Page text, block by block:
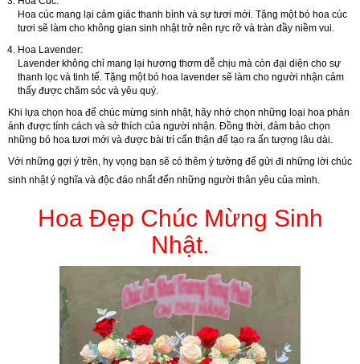
Hoa cúc mang lại cảm giác thanh bình và sự tươi mới. Tặng một bó hoa cúc
tươi sẽ làm cho không gian sinh nhật trở nên rực rỡ và tràn đầy niềm vui.
Hoa Lavender:
Lavender không chỉ mang lại hương thơm dễ chịu mà còn đại diện cho sự
thanh lọc và tinh tế. Tặng một bó hoa lavender sẽ làm cho người nhận cảm
thấy được chăm sóc và yêu quý.
Khi lựa chọn hoa để chúc mừng sinh nhật, hãy nhớ chọn những loại hoa phản
ánh được tính cách và sở thích của người nhận. Đồng thời, đảm bảo chọn
những bó hoa tươi mới và được bài trí cẩn thận để tạo ra ấn tượng lâu dài.
Với những gợi ý trên, hy vọng bạn sẽ có thêm ý tưởng để gửi đi những lời chúc
sinh nhật ý nghĩa và độc đáo nhất đến những người thân yêu của mình.
Hoa Đẹp Chúc Mừng Sinh
Nhật.